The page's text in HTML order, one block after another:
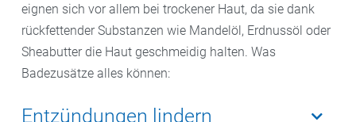
eignen sich vor allem bei trockener Haut, da sie dank
rückfettender Substanzen wie Mandelöl, Erdnussöl oder
Sheabutter die Haut geschmeidig halten. Was
Badezusätze alles können:
Entzündungen lindern